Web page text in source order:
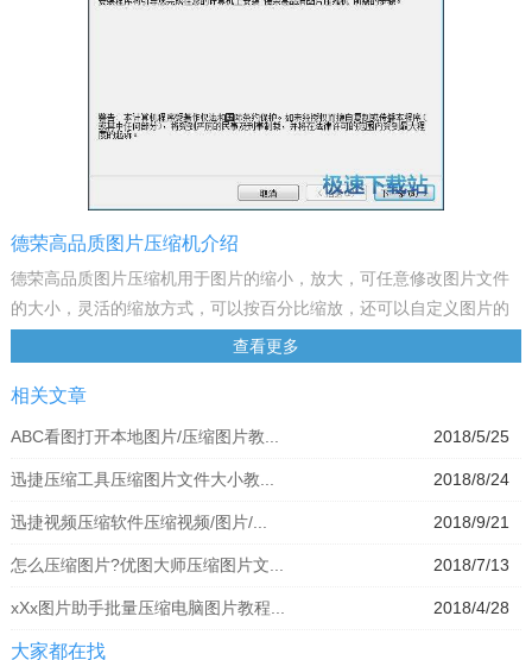
德荣高品质图片压缩机介绍
德荣高品质图片压缩机用于图片的缩小，放大，可任意修改图片文件
的大小，灵活的缩放方式，可以按百分比缩放，还可以自定义图片的
大小缩放。操作简单效果好，批量缩放速度快。
软件特色：
1、批量压缩图片不失真；
2、支持设置压缩比率；
4、支持多图片同时压缩处理
5、操作简单，只需三步就可以完成压缩处理
查看更多
相关文章
2018/5/25
ABC看图打开本地图片/压缩图片教...
2018/8/24
迅捷压缩工具压缩图片文件大小教...
2018/9/21
迅捷视频压缩软件压缩视频/图片/...
2018/7/13
怎么压缩图片?优图大师压缩图片文...
2018/4/28
xXx图片助手批量压缩电脑图片教程...
大家都在找